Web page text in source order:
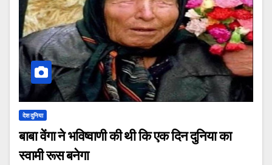
देश दुनिया
बाबा वेंगा ने भविष्वाणी की थी कि एक दिन दुनिया का
स्वामी रूस बनेगा